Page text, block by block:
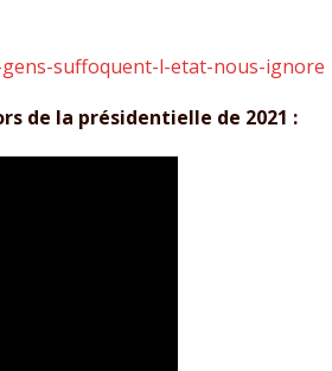
suffoquent-l-etat-nous-ignore
de la présidentielle de 2021 :